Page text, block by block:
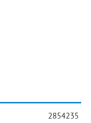
2854235